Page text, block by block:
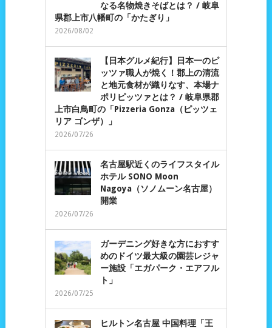
なる名物焼きそばとは？ / 岐阜
県郡上市八幡町の「かたぎり」
2026/08/02
【日本グルメ紀行】日本一のピ
ッツァ職人が焼く！郡上の清流
と地元食材が織りなす、本場ナ
ポリピッツァとは？ / 岐阜県郡
上市白鳥町の「Pizzeria Gonza（ピッツェ
リア ゴンザ）」
2026/07/26
名古屋駅近くのライフスタイル
ホテル SONO Moon
Nagoya（ソノムーン名古屋）
開業
2026/07/26
ガーデニング好きな方におすす
めのドイツ最大級の園芸レジャ
ー施設「エガパーク・エアフル
ト」
2026/07/25
ヒルトン名古屋 中国料理「王